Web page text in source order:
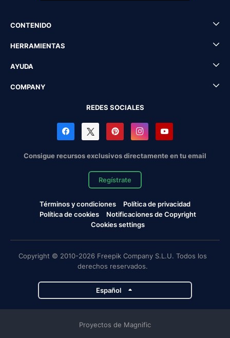
CONTENIDO
HERRAMIENTAS
AYUDA
COMPANY
REDES SOCIALES
Consigue recursos exclusivos directamente en tu email
Regístrate
Términos y condiciones
Política de privacidad
Política de cookies
Notificaciones de Copyright
Cookies settings
Copyright © 2010-2026 Freepik Company S.L.U. Todos los
derechos reservados.
Español
Proyectos de Magnific